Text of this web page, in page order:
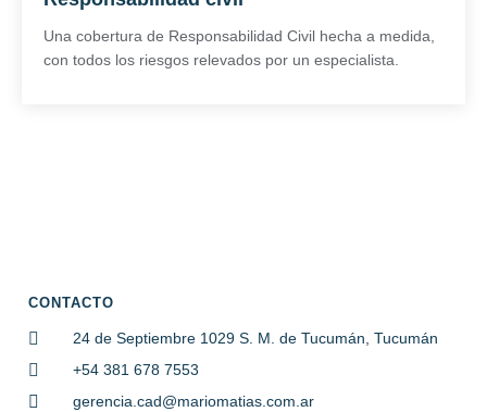
Una cobertura de Responsabilidad Civil hecha a medida,
con todos los riesgos relevados por un especialista.
CONTACTO
24 de Septiembre 1029 S. M. de Tucumán, Tucumán
+54 381 678 7553
gerencia.cad@mariomatias.com.ar